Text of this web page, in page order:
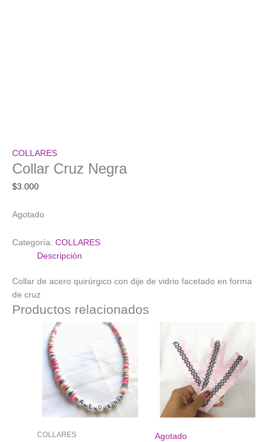
COLLARES
Collar Cruz Negra
$3.000
Agotado
Categoría: COLLARES
Descripción
Collar de acero quirúrgico con dije de vidrio facetado en forma
de cruz
Productos relacionados
COLLARES Agotado